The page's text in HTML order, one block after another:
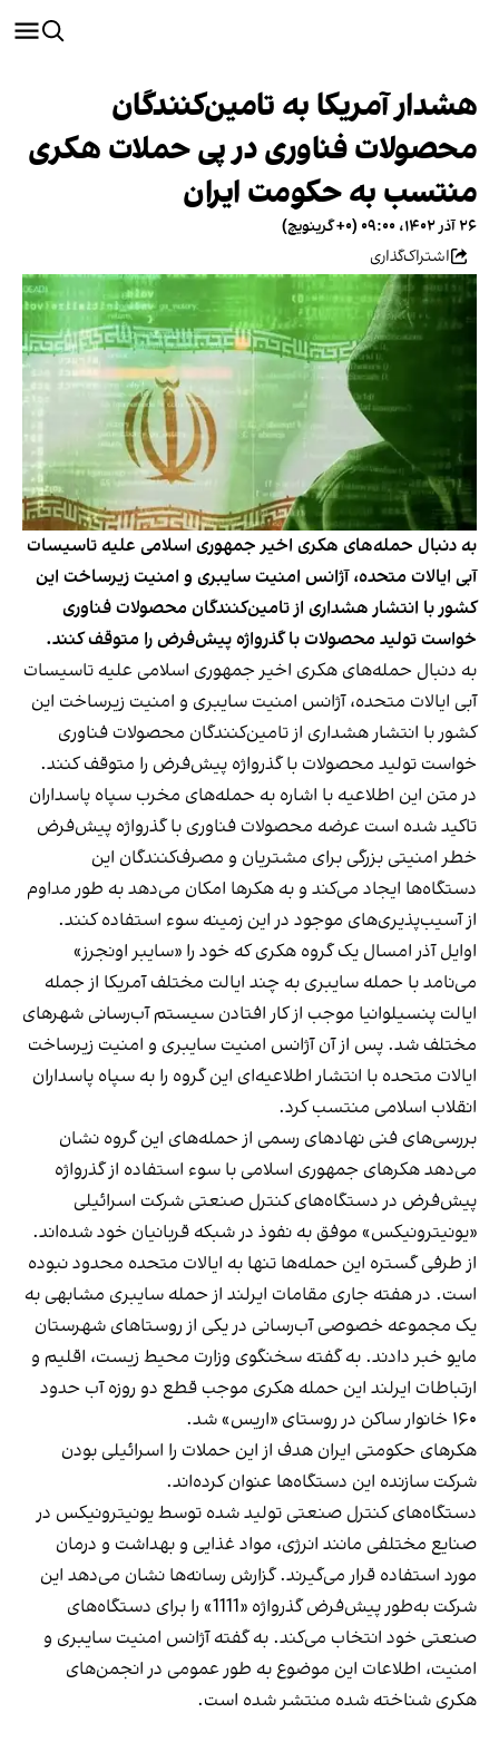
هشدار آمریکا به تامین‌‌کنندگان
محصولات فناوری در پی حملات هکری
منتسب به حکومت ایران
۲۶ آذر ۱۴۰۲، ۰۹:۰۰ (‎+۰ گرینویچ)
اشتراک‌گذاری
به دنبال حمله‌های هکری اخیر جمهوری اسلامی علیه تاسیسات
آبی ایالات متحده، آژانس امنیت سایبری و امنیت زیرساخت این
کشور با انتشار هشداری از تامین‌کنندگان محصولات فناوری
خواست تولید محصولات با گذرواژه پیش‌فرض را متوقف کنند.
به دنبال حمله‌های هکری اخیر جمهوری اسلامی علیه تاسیسات
آبی ایالات متحده، آژانس امنیت سایبری و امنیت زیرساخت این
کشور با انتشار هشداری از تامین‌کنندگان محصولات فناوری
خواست تولید محصولات با گذرواژه پیش‌فرض را متوقف کنند.
در متن این اطلاعیه با اشاره به حمله‌های مخرب سپاه پاسداران
تاکید شده است عرضه محصولات فناوری با گذرواژه پیش‌فرض
خطر امنیتی بزرگی برای مشتریان و مصرف‌کنندگان این
دستگاه‌ها ایجاد می‌کند و به هکرها امکان می‌دهد به طور مداوم
از آسیب‌پذیری‌های موجود در این زمینه سوء استفاده کنند.
اوایل آذر امسال یک گروه هکری که خود را «سایبر اونجرز»
می‌نامد با حمله سایبری به چند ایالت مختلف آمریکا از جمله
ایالت پنسیلوانیا موجب از کار افتادن سیستم آب‌رسانی شهرهای
مختلف شد. پس از آن آژانس امنیت سایبری و امنیت زیرساخت
ایالات متحده با انتشار اطلاعیه‌ای این گروه را به سپاه پاسداران
انقلاب اسلامی منتسب کرد.
بررسی‌های فنی نهادهای رسمی از حمله‌های این گروه نشان
می‌دهد هکرهای جمهوری اسلامی با سوء استفاده از گذرواژه
پیش‌فرض در دستگاه‌های کنترل صنعتی شرکت اسرائیلی
«یونیترونیکس» موفق به نفوذ در شبکه قربانیان خود شده‌اند.
از طرفی گستره این حمله‌ها تنها به ایالات متحده محدود نبوده
است. در هفته جاری مقامات ایرلند از حمله سایبری مشابهی به
یک مجموعه خصوصی آب‌رسانی در یکی از روستاهای شهرستان
مایو خبر دادند. به گفته سخنگوی وزارت محیط زیست، اقلیم و
ارتباطات ایرلند این حمله هکری موجب قطع دو روزه آب حدود
۱۶۰ خانوار ساکن در روستای «اریس» شد.
هکرهای حکومتی ایران هدف از این حملات را اسرائیلی بودن
شرکت سازنده این دستگاه‌ها عنوان کرده‌اند.
دستگاه‌های کنترل صنعتی تولید شده توسط یونیترونیکس در
صنایع مختلفی مانند انرژی، مواد غذایی و بهداشت و درمان
مورد استفاده قرار می‌گیرند. گزارش رسانه‌ها نشان می‌دهد این
شرکت به‌طور پیش‌فرض گذرواژه «1111» را برای دستگاه‌های
صنعتی خود انتخاب می‌کند. به گفته آژانس امنیت سایبری و
امنیت، اطلاعات این موضوع به طور عمومی در انجمن‌های
هکری شناخته شده منتشر شده است.